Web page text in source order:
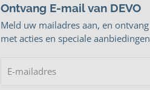
Ontvang E-mail van DEVO
Meld uw mailadres aan, en
met acties en speciale